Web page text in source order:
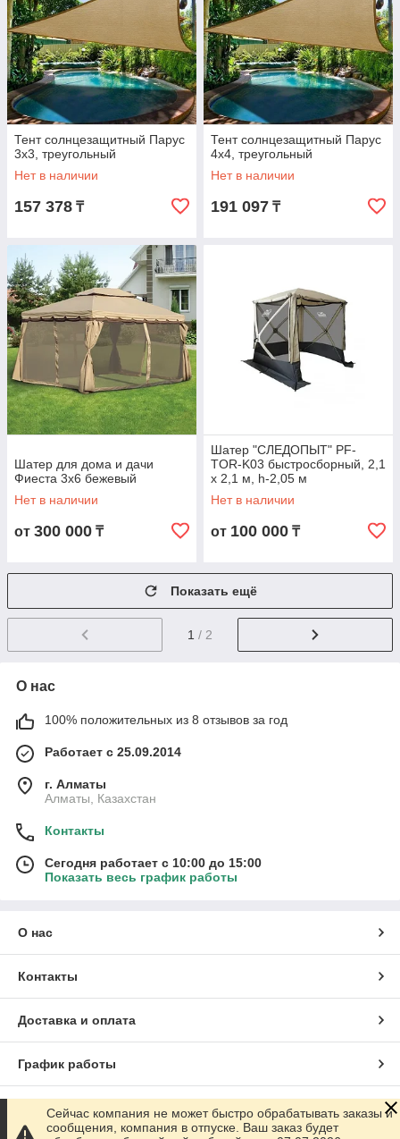
Тент солнцезащитный Парус
3х3, треугольный
Нет в наличии
157 378 ₸
Тент солнцезащитный Парус
4х4, треугольный
Нет в наличии
191 097 ₸
Шатер для дома и дачи
Фиеста 3х6 бежевый
Нет в наличии
от 300 000 ₸
Шатер "СЛЕДОПЫТ" PF-
TOR-K03 быстросборный, 2,1
х 2,1 м, h-2,05 м
Нет в наличии
от 100 000 ₸
Показать ещё
1 / 2
О нас
100% положительных из 8 отзывов за год
Работает с 25.09.2014
г. Алматы
Алматы, Казахстан
Контакты
Сегодня работает с 10:00 до 15:00
Показать весь график работы
О нас
Контакты
Доставка и оплата
График работы
Полная версия сайта
Сейчас компания не может быстро обрабатывать заказы и
сообщения, компания в отпуске. Ваш заказ будет